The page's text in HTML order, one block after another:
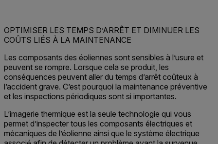
OPTIMISER LES TEMPS D’ARRÊT ET DIMINUER LES
COÛTS LIÉS À LA MAINTENANCE
Les composants des éoliennes sont sensibles à l’usure et
peuvent se rompre. Lorsque cela se produit, les
conséquences peuvent aller du temps d’arrêt coûteux à
l’accident grave. C’est pourquoi la maintenance préventive
et les inspections périodiques sont si importantes.
L’imagerie thermique est la seule technologie qui vous
permet d’inspecter tous les composants électriques et
mécaniques de l’éolienne ainsi que le système électrique